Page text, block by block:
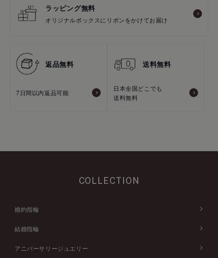
ラッピング無料
オリジナルボックスにリボンをかけてお届け
返品無料
7日間以内返品可能
送料無料
日本全国どこでも
送料無料
COLLECTION
婚約指輪
結婚指輪
アニバーサリージュエリー